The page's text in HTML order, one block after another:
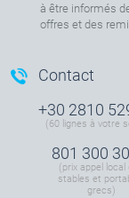
à être informés
offres et des
Contact
+30 2810
(60 lignes à votre
801 300
(prix appel local
stables et
grecs)